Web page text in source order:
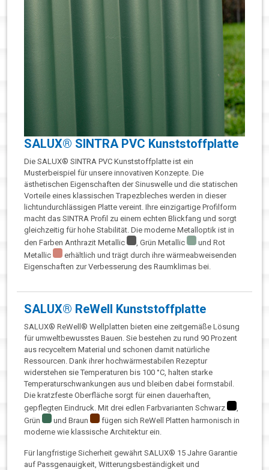
SALUX® SINTRA PVC Kunststoffplatte
Die SALUX® SINTRA PVC Kunststoffplatte ist ein
Musterbeispiel für unsere innovativen Konzepte. Die
ästhetischen Eigenschaften der Sinuswelle und die statischen
Vorteile eines klassischen Trapezbleches werden in dieser
lichtundurchlässigen Platte vereint. Ihre einzigartige Profilform
macht das SINTRA Profil zu einem echten Blickfang und sorgt
gleichzeitig für hohe Stabilität. Die moderne Metalloptik ist in
den Farben Anthrazit Metallic
, Grün Metallic
und Rot
Metallic
erhältlich und trägt durch ihre wärmeabweisenden
Eigenschaften zur Verbesserung des Raumklimas bei.
SALUX® ReWell Kunststoffplatte
SALUX® ReWell® Wellplatten bieten eine zeitgemäße Lösung
für umweltbewusstes Bauen. Sie bestehen zu rund 90 Prozent
aus recyceltem Material und schonen damit natürliche
Ressourcen. Dank ihrer hochwärmestabilen Rezeptur
widerstehen sie Temperaturen bis 100 °C, halten starke
Temperaturschwankungen aus und bleiben dabei formstabil.
Die kratzfeste Oberfläche sorgt für einen dauerhaften,
gepflegten Eindruck. Mit drei edlen Farbvarianten Schwarz
,
Grün
und Braun
fügen sich ReWell Platten harmonisch in
moderne wie klassische Architektur ein.
Für langfristige Sicherheit gewährt SALUX® 15 Jahre Garantie
auf Passgenauigkeit, Witterungsbeständigkeit und